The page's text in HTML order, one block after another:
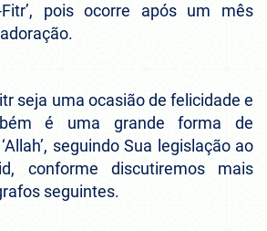
Fitr’, pois ocorre após um mês
seja uma ocasião de felicidade e
é uma grande forma de
seguindo Sua legislação ao
conforme discutiremos mais
seguintes.